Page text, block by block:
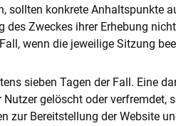
sollten konkrete Anhaltspunkte
Zweckes ihrer Erhebung
wenn die jeweilige Sitzung
sieben Tagen der Fall. Eine
gelöscht oder verfremdet,
Bereitstellung der Website